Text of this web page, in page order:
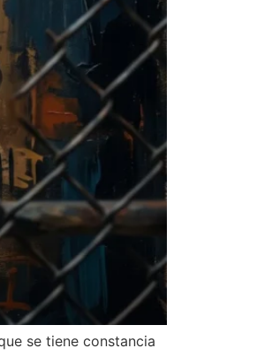
se tiene constancia